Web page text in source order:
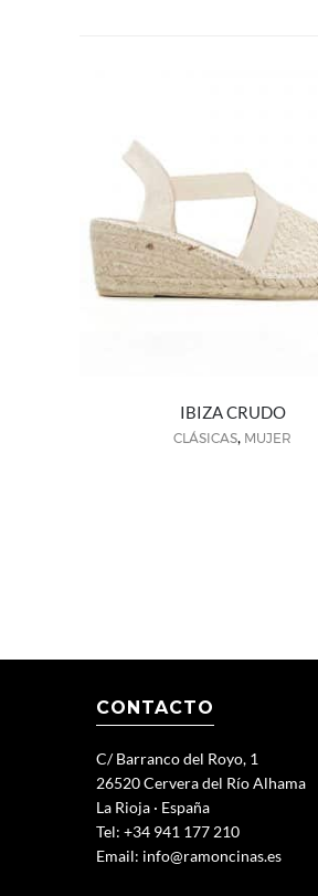
IBIZA CRUDO
CLÁSICAS, MUJER
CONTACTO
C/ Barranco del Royo, 1
26520 Cervera del Río Alhama
La Rioja · España
Tel: +34 941 177 210
Email: info@ramoncinas.es